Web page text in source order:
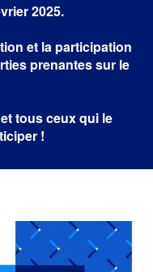
2025.
et la participation
prenantes sur le
tous ceux qui le
!